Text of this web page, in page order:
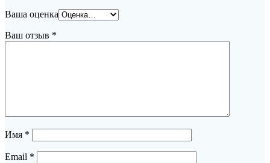
Ваша оценка
Ваш отзыв *
Имя *
Email *